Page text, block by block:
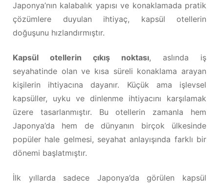
Japonya’nın kalabalık yapısı ve konaklamada pratik
çözümlere duyulan ihtiyaç, kapsül otellerin
doğuşunu hızlandırmıştır.
Kapsül otellerin çıkış noktası, aslında iş
seyahatinde olan ve kısa süreli konaklama arayan
kişilerin ihtiyacına dayanır. Küçük ama işlevsel
kapsüller, uyku ve dinlenme ihtiyacını karşılamak
üzere tasarlanmıştır. Bu otellerin zamanla hem
Japonya’da hem de dünyanın birçok ülkesinde
popüler hale gelmesi, seyahat anlayışında farklı bir
dönemi başlatmıştır.
İlk yıllarda sadece Japonya’da görülen kapsül